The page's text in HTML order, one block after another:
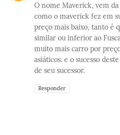
O nome Maverick, vem
como o maverick fez em
preço mais baixo, tanto é
similar ou inferior ao
muito mais carro por
asiáticos. e o sucesso
de seu sucessor.
Responder